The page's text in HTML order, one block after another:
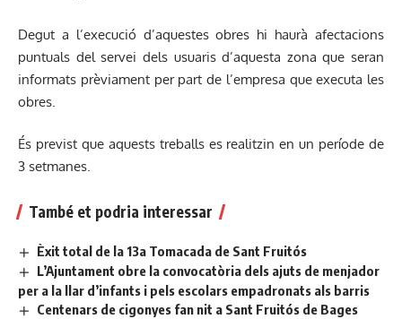
Degut a l’execució d’aquestes obres hi haurà afectacions
puntuals del servei dels usuaris d’aquesta zona que seran
informats prèviament per part de l’empresa que executa les
obres.
És previst que aquests treballs es realitzin en un període de
3 setmanes.
També et podria interessar
Èxit total de la 13a Tomacada de Sant Fruitós
L’Ajuntament obre la convocatòria dels ajuts de menjador
per a la llar d’infants i pels escolars empadronats als barris
Centenars de cigonyes fan nit a Sant Fruitós de Bages